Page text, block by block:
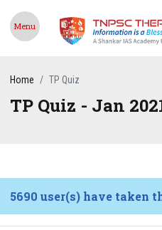
Menu
Home TP Quiz
TP Quiz - Jan
5690 user(s) have taken